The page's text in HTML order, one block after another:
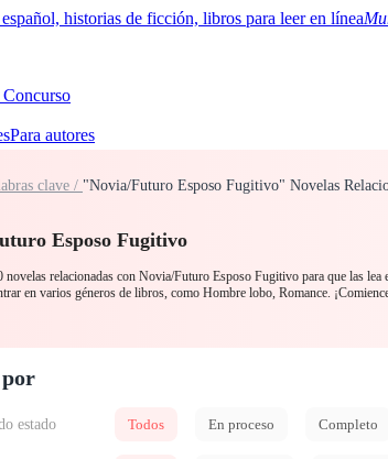
Concurso
Para autores
lobo Mafia SistemaFantasía
clave / "Novia/Futuro Esposo Fugitivo" Novelas
Esposo Fugitivo
relacionadas con Novia/Futuro Esposo Fugitivo para que las
en varios géneros de libros, como Hombre lobo, Romance.
estado Todos En proceso Completo